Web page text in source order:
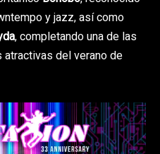
y jazz, así como
, completando una de las
del verano de